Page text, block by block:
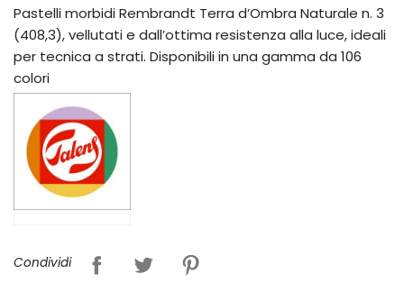
Pastelli morbidi Rembrandt Terra d’Ombra Naturale n. 3
(408,3), vellutati e dall’ottima resistenza alla luce, ideali
per tecnica a strati. Disponibili in una gamma da 106
colori
Condividi